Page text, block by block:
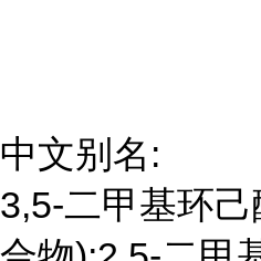
中文别名:
3,5-二甲基环